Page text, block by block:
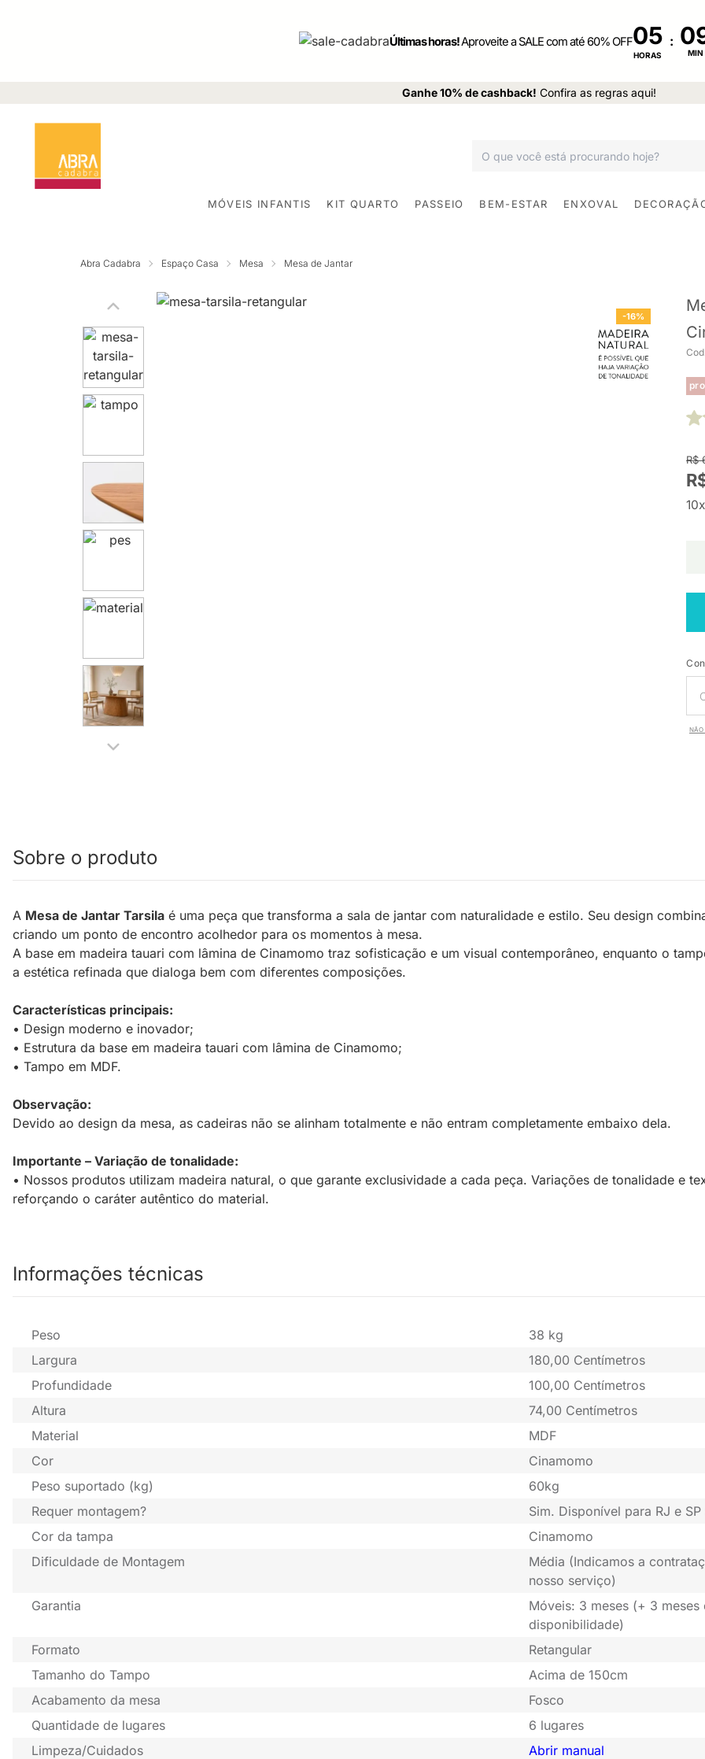
Últimas horas!Aproveite a SALE com até 60% OFF05
HORAS
:
MIN
Ganhe 10% de cashback! Confira as regras aqui!
MÓVEIS INFANTIS KIT QUARTO PASSEIO BEM-ESTAR ENXOVAL
Abra Cadabra Espaço Casa Mesa Mesa de Jantar
-16%
R$
NÃO
Sobre o produto
A Mesa de Jantar Tarsila é uma peça que transforma a sala de jantar com naturalidade e estilo. Seu design
criando um ponto de encontro acolhedor para os momentos à mesa.
A base em madeira tauari com lâmina de Cinamomo traz sofisticação e um visual contemporâneo, enquanto o
a estética refinada que dialoga bem com diferentes composições.
Características principais:
• Design moderno e inovador;
• Estrutura da base em madeira tauari com lâmina de Cinamomo;
• Tampo em MDF.
Observação:
Devido ao design da mesa, as cadeiras não se alinham totalmente e não entram completamente embaixo dela.
Importante – Variação de tonalidade:
• Nossos produtos utilizam madeira natural, o que garante exclusividade a cada peça. Variações de tonalidade e
reforçando o caráter autêntico do material.
Informações técnicas
Peso
38 kg
Largura
180,00 Centímetros
Profundidade
100,00 Centímetros
Altura
74,00 Centímetros
Material
MDF
Cor
Cinamomo
Peso suportado (kg)
60kg
Requer montagem?
Sim. Disponível para RJ e
Cor da tampa
Cinamomo
Dificuldade de Montagem
Média (Indicamos a
nosso serviço)
Garantia
Móveis: 3 meses (+ 3
disponibilidade)
Formato
Retangular
Tamanho do Tampo
Acima de 150cm
Acabamento da mesa
Fosco
Quantidade de lugares
6 lugares
Limpeza/Cuidados
Abrir manual